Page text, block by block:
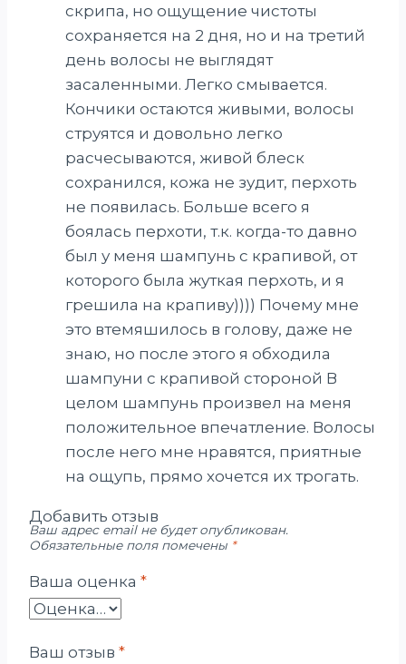
скрипа, но ощущение чистоты
сохраняется на 2 дня, но и на третий
день волосы не выглядят
засаленными. Легко смывается.
Кончики остаются живыми, волосы
струятся и довольно легко
расчесываются, живой блеск
сохранился, кожа не зудит, перхоть
не появилась. Больше всего я
боялась перхоти, т.к. когда-то давно
был у меня шампунь с крапивой, от
которого была жуткая перхоть, и я
грешила на крапиву)))) Почему мне
это втемяшилось в голову, даже не
знаю, но после этого я обходила
шампуни с крапивой стороной В
целом шампунь произвел на меня
положительное впечатление. Волосы
после него мне нравятся, приятные
на ощупь, прямо хочется их трогать.
Добавить отзыв
Ваш адрес email не будет опубликован.
Обязательные поля помечены *
Ваша оценка *
Ваш отзыв *